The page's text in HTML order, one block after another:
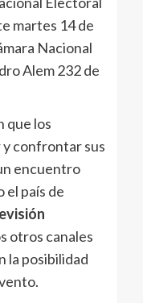
martes 14 de
Nacional
Alem 232 de
que los
confrontar sus
encuentro
el país de
otros canales
la posibilidad